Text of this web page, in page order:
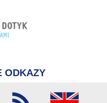
ODKAZY